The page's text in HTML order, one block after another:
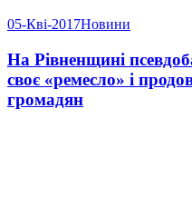
05-Кві-2017Новини
На Рівненщині
своє «ремесло» і
громадян